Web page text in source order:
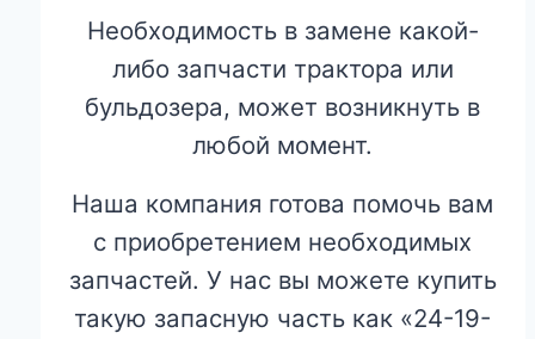
Необходимость в замене какой-
либо запчасти трактора или
бульдозера, может возникнуть в
любой момент.
Наша компания готова помочь вам
с приобретением необходимых
запчастей. У нас вы можете купить
такую запасную часть как «24-19-